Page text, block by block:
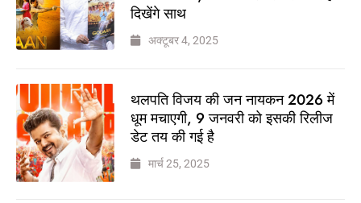
दिखेंगे साथ
अक्टूबर 4, 2025
थलपति विजय की जन नायकन 2026 में
धूम मचाएगी, 9 जनवरी को इसकी रिलीज
डेट तय की गई है
मार्च 25, 2025